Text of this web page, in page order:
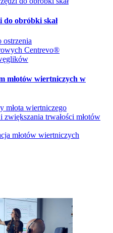
do obróbki skał
ostrzenia
Centrevo®
młotów wiertniczych w
młota wiertniczego
trwałości młotów
młotów wiertniczych